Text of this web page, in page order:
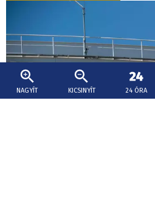
NAGYÍT KICSINYÍT 24 ÓRA